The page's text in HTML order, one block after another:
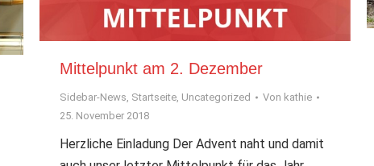
Mittelpunkt am 2. Dezember
Sidebar-News, Startseite, Uncategorized Von kathie
25. November 2018
Herzliche Einladung Der Advent naht und damit